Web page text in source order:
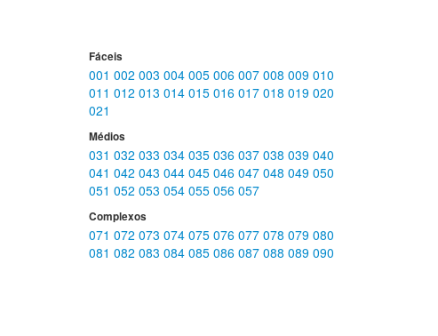
Fáceis
001 002 003 004 005 006 007 008 009 010
011 012 013 014 015 016 017 018 019 020
021
Médios
031 032 033 034 035 036 037 038 039 040
041 042 043 044 045 046 047 048 049 050
051 052 053 054 055 056 057
Complexos
071 072 073 074 075 076 077 078 079 080
081 082 083 084 085 086 087 088 089 090